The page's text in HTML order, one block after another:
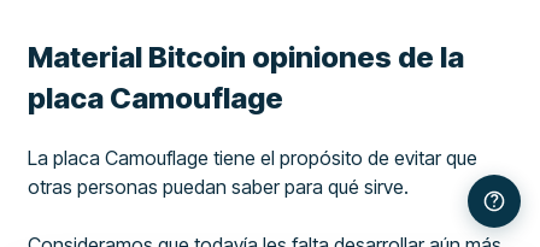
Material Bitcoin opiniones de la
placa Camouflage
La placa Camouflage tiene el propósito de evitar que
otras personas puedan saber para qué sirve.